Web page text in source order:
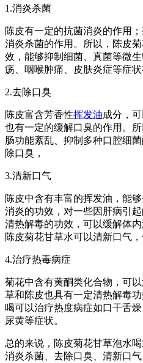
1.消炎杀菌
陈皮有一定的抗菌消炎的作用
消炎杀菌的作用。所以，陈皮
效，能够抑制细菌、真菌等微
疡、咽喉肿痛、皮肤炎症等症状
2.去除口臭
陈皮富含芳香性挥发油成分，
也有一定的缓解口臭的作用。
肠功能紊乱、抑制多种口腔细
除口臭，
3.清新口气
陈皮中含有丰富的挥发油，能
消炎的功效，对一些因肝病引
清热解毒的功效，可以缓解体
陈皮菊花甘草水可以清新口气，
4.治疗热毒病症
菊花中含有黄酮类化合物，可
草和陈皮也具有一定清热解毒
喝可以治疗热度病症如口干舌
尿黄等症状。
总的来说，陈皮菊花甘草泡水
消炎杀菌、去除口臭、清新口